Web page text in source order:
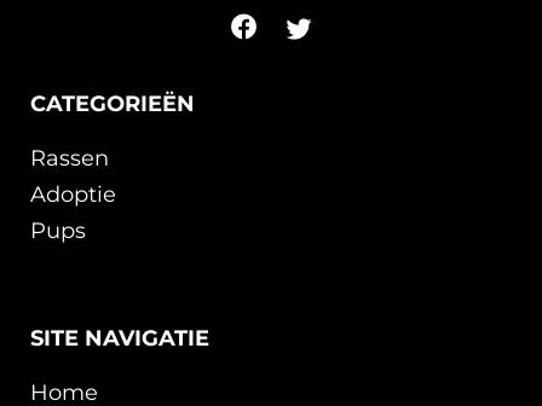
CATEGORIEËN
Rassen
Adoptie
Pups
SITE NAVIGATIE
Home